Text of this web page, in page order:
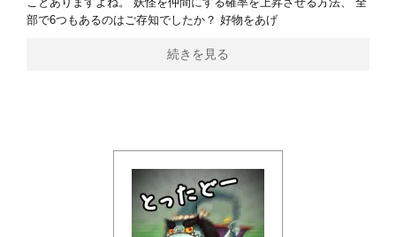
部で6つもあるのはご存知でしたか？ 好物をあげ
続きを見る